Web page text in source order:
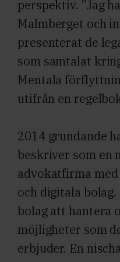
perspektiv. ”Jag
Malmberget och
presenterat de
som samtalat
Mentala
utifrån en
2014 grundande
beskriver som en
advokatfirma
och digitala
bolag att hantera
möjligheter som
erbjuder. En